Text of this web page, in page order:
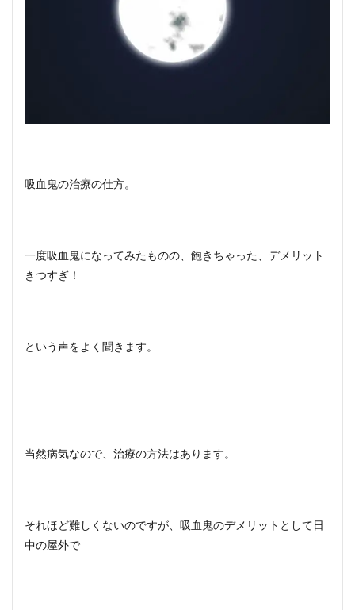
吸血鬼の治療の仕方。
一度吸血鬼になってみたものの、飽きちゃった、デメリット
きつすぎ！
という声をよく聞きます。
当然病気なので、治療の方法はあります。
それほど難しくないのですが、吸血鬼のデメリットとして日
中の屋外で